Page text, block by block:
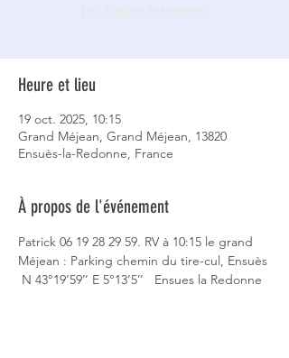
Heure et lieu
19 oct. 2025, 10:15
Grand Méjean, Grand Méjean, 13820
Ensuès-la-Redonne, France
À propos de l'événement
Patrick 06 19 28 29 59. RV à 10:15 le grand
Méjean : Parking chemin du tire-cul, Ensuès
N 43°19’59’’ E 5°13’5’’   Ensues la Redonne